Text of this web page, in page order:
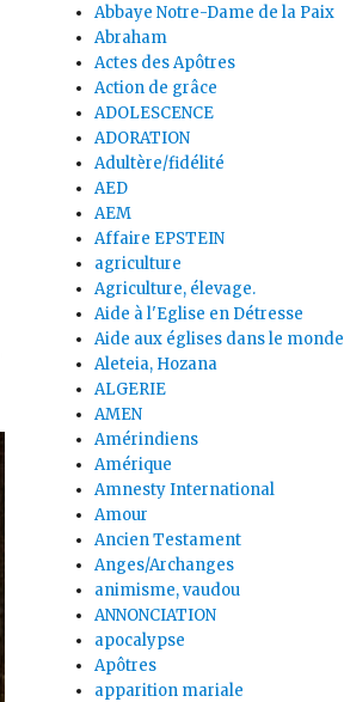
Abbaye Notre-Dame de la Paix
Abraham
Actes des Apôtres
Action de grâce
ADOLESCENCE
ADORATION
Adultère/fidélité
AED
AEM
Affaire EPSTEIN
agriculture
Agriculture, élevage.
Aide à l'Eglise en Détresse
Aide aux églises dans le monde
Aleteia, Hozana
ALGERIE
AMEN
Amérindiens
Amérique
Amnesty International
Amour
Ancien Testament
Anges/Archanges
animisme, vaudou
ANNONCIATION
apocalypse
Apôtres
apparition mariale